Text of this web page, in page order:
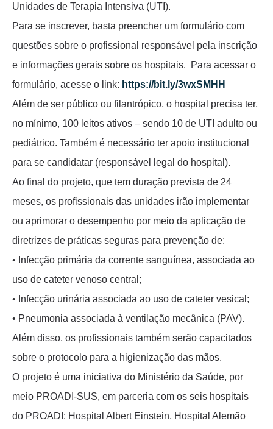
Unidades de Terapia Intensiva (UTI).
Para se inscrever, basta preencher um formulário com
questões sobre o profissional responsável pela inscrição
e informações gerais sobre os hospitais. Para acessar o
formulário, acesse o link: https://bit.ly/3wxSMHH
Além de ser público ou filantrópico, o hospital precisa ter,
no mínimo, 100 leitos ativos – sendo 10 de UTI adulto ou
pediátrico. Também é necessário ter apoio institucional
para se candidatar (responsável legal do hospital).
Ao final do projeto, que tem duração prevista de 24
meses, os profissionais das unidades irão implementar
ou aprimorar o desempenho por meio da aplicação de
diretrizes de práticas seguras para prevenção de:
• Infecção primária da corrente sanguínea, associada ao
uso de cateter venoso central;
• Infecção urinária associada ao uso de cateter vesical;
• Pneumonia associada à ventilação mecânica (PAV).
Além disso, os profissionais também serão capacitados
sobre o protocolo para a higienização das mãos.
O projeto é uma iniciativa do Ministério da Saúde, por
meio PROADI-SUS, em parceria com os seis hospitais
do PROADI: Hospital Albert Einstein, Hospital Alemão